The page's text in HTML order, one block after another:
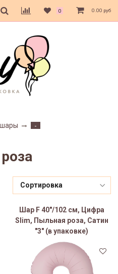
0 0.00 руб
-
Шар F 40"/102 см, Цифра
Slim, Пыльная роза, Сатин
"3" (в упаковке)